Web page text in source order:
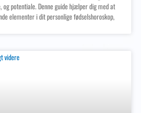
og potentiale. Denne guide hjælper dig med at
elementer i dit personlige fødselshoroskop,